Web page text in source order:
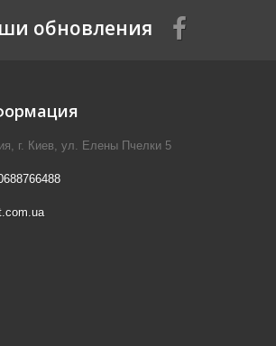
обновления
г. Киев, ул. Елены Пчелки 5